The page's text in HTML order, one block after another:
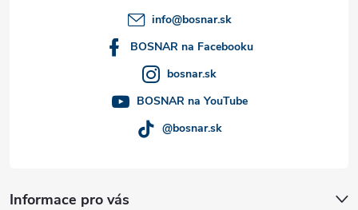
Informace pro vás
info@bosnar.sk
BOSNAR na Facebooku
bosnar.sk
BOSNAR na YouTube
@bosnar.sk